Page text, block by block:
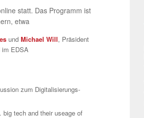
statt. Das Programm ist
etwa
und Michael Will, Präsident
im EDSA
zum Digitalisierungs-
tech and their useage of